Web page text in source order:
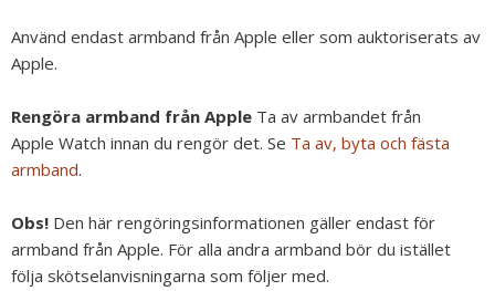
Använd endast armband från Apple eller som auktoriserats av
Apple.
Rengöra armband från Apple Ta av armbandet från
Apple Watch innan du rengör det. Se Ta av, byta och fästa
armband.
Obs! Den här rengöringsinformationen gäller endast för
armband från Apple. För alla andra armband bör du istället
följa skötselanvisningarna som följer med.